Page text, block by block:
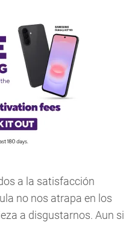
a la satisfacción
no nos atrapa en los
a disgustarnos. Aun si